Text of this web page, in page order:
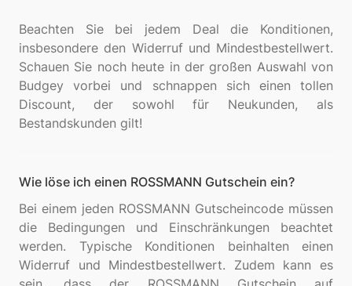
Beachten Sie bei jedem Deal die Konditionen,
insbesondere den Widerruf und Mindestbestellwert.
Schauen Sie noch heute in der großen Auswahl von
Budgey vorbei und schnappen sich einen tollen
Discount, der sowohl für Neukunden, als
Wie löse ich einen ROSSMANN Gutschein ein?
Bei einem jeden ROSSMANN Gutscheincode müssen
die Bedingungen und Einschränkungen beachtet
werden. Typische Konditionen beinhalten einen
Widerruf und Mindestbestellwert. Zudem kann es